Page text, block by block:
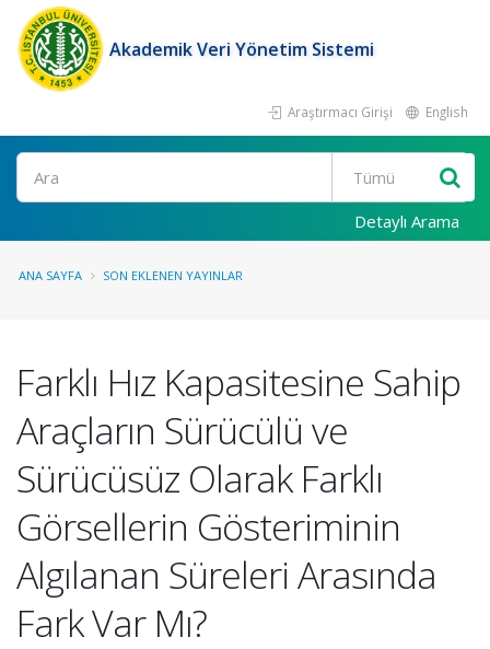
Akademik Veri Yönetim Sistemi
Araştırmacı Girişi English
Ara
Detaylı Arama
ANA SAYFA SON EKLENEN YAYINLAR
Farklı Hız Kapasitesine Sahip
Araçların Sürücülü ve
Sürücüsüz Olarak Farklı
Görsellerin Gösteriminin
Algılanan Süreleri Arasında
Fark Var Mı?